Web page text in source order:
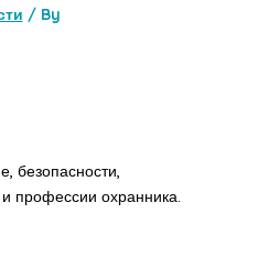
/ By
безопасности,
профессии охранника.